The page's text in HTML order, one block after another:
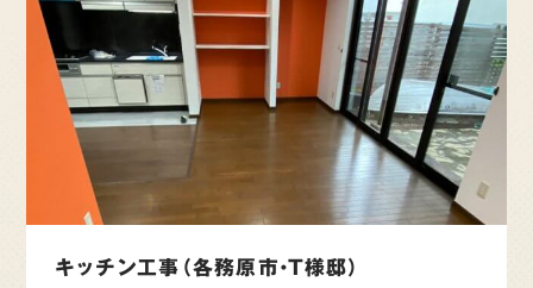
よくある質問
キッチン工事（各務原市・T様邸）